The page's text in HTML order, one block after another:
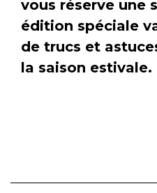
vous réserve une
édition spéciale
de trucs et
la saison estivale.